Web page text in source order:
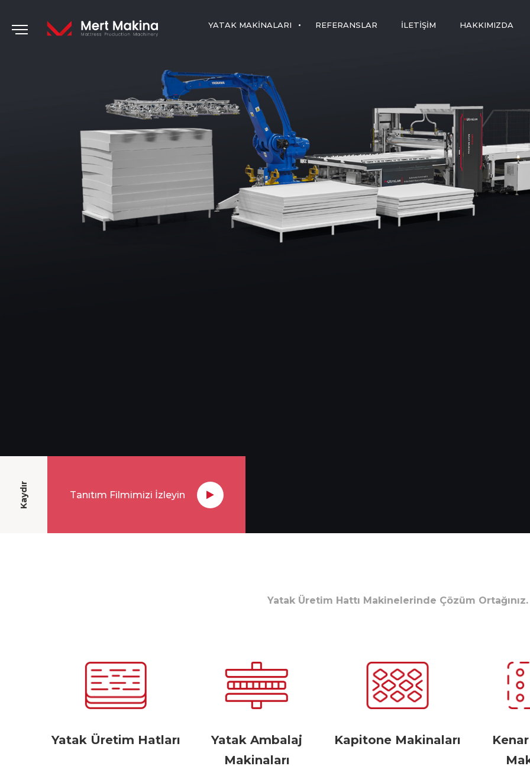
YATAK MAKINALARI REFERANSLAR İLETIŞIM HAKKIMIZDA
Kaydır Tanıtım Filmimizi İzleyin
Yatak Üretim Hattı Makinelerinde Çözüm Ortağınız.
Yatak Üretim Hatları
Yatak Ambalaj
Makinaları
Kapitone Makinaları